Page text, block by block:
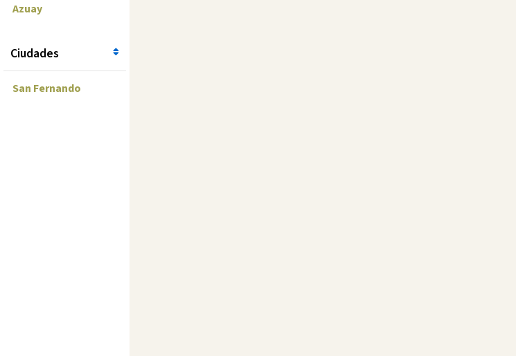
Azuay
Ciudades
San Fernando